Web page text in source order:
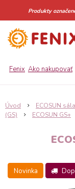
Produkty
Fenix Ako nakupovať
Úvod ECOSUN
(GS)
ECOSUN GS+
Novinka